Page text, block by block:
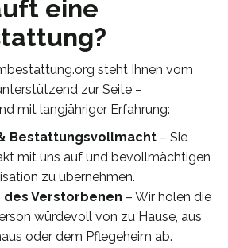
eine
steht Ihnen vom
zur Seite –
mit langjähriger Erfahrung:
Bestattungsvollmacht – Sie
mit uns auf und bevollmächtigen
zu übernehmen.
Verstorbenen – Wir holen die
würdevoll von zu Hause, aus
oder dem Pflegeheim ab.